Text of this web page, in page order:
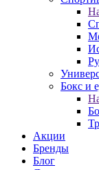
Бокс и
Акции
Бренды
Блог